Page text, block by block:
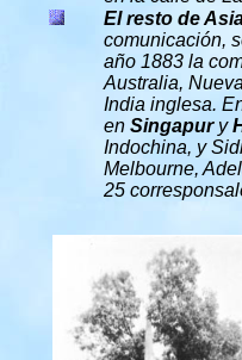
El resto de
comunicación,
año 1883 la
Australia,
India inglesa.
en Singapury
Indochina, y
Melbourne,
25